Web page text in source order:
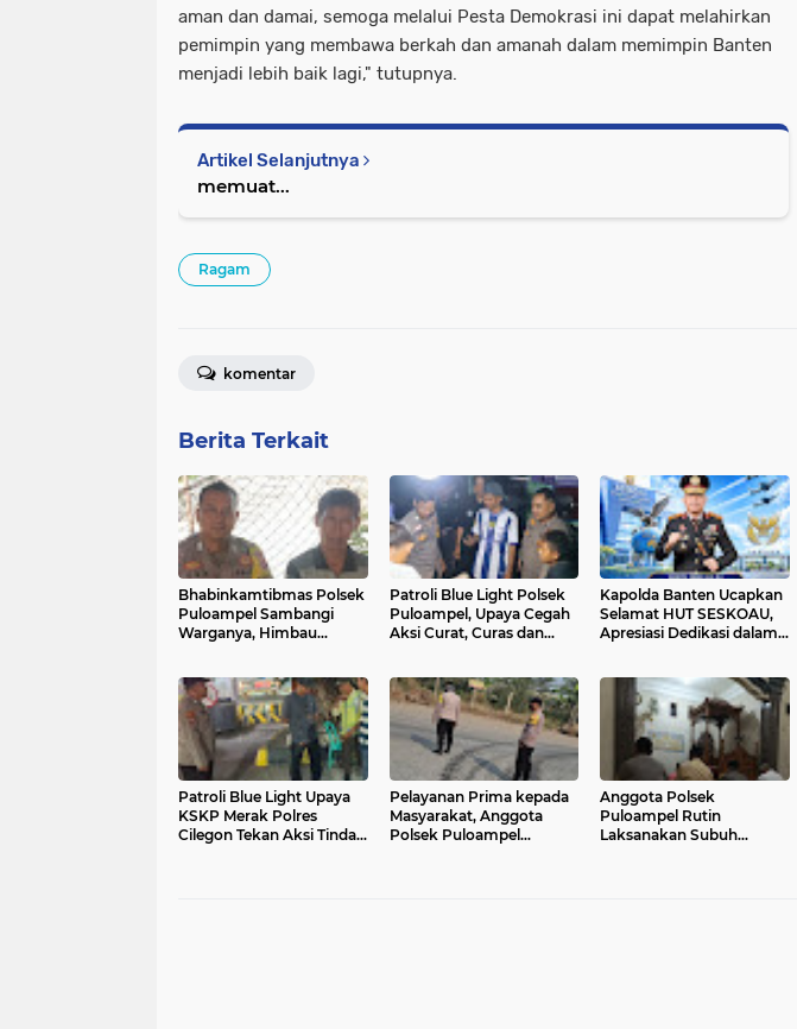
aman dan damai, semoga melalui Pesta Demokrasi ini dapat melahirkan
pemimpin yang membawa berkah dan amanah dalam memimpin Banten
menjadi lebih baik lagi," tutupnya.
Artikel Selanjutnya
memuat...
Ragam
komentar
Berita Terkait
Bhabinkamtibmas Polsek
Puloampel Sambangi
Warganya, Himbau
Layanan 110
Patroli Blue Light Polsek
Puloampel, Upaya Cegah
Aksi Curat, Curas dan
Kapolda Banten Ucapkan
Selamat HUT SESKOAU,
Apresiasi Dedikasi dalam
Patroli Blue Light Upaya
KSKP Merak Polres
Cilegon Tekan Aksi Tindak
Pelayanan Prima kepada
Masyarakat, Anggota
Polsek Puloampel
Anggota Polsek
Puloampel Rutin
Laksanakan Subuh